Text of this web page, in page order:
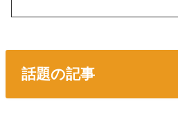
話題の記事